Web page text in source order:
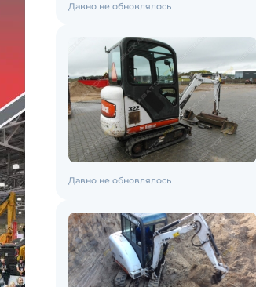
Давно не обновлялось
Давно не обновлялось